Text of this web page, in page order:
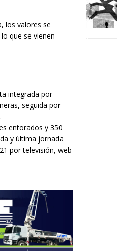
los valores se
que se vienen
integrada por
seguida por
entorados y 350
y última jornada
por televisión, web